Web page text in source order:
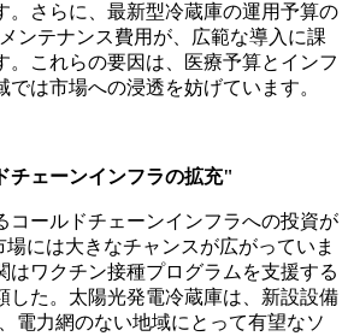
。さらに、最新型冷蔵庫の運用予算の
ンテナンス費用が、広範な導入に課
。これらの要因は、医療予算とインフ
では市場への浸透を妨げています。
チェーンインフラの拡充"
コールドチェーンインフラへの投資が
場には大きなチャンスが広がっていま
はワクチン接種プログラムを支援する
した。太陽光発電冷蔵庫は、新設設備
電力網のない地域にとって有望なソ